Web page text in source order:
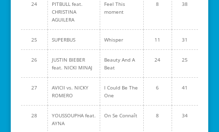
24
PITBULL feat.
CHRISTINA
AGUILERA
Feel This
moment
8 38
25 SUPERBUS Whisper 11 31
26
JUSTIN BIEBER
feat. NICKI MINAJ
Beauty And A
Beat
24 25
27
AVICII vs. NICKY
ROMERO
I Could Be The
One
6 41
28
YOUSSOUPHA feat.
AYNA
On Se Connaît 8 34